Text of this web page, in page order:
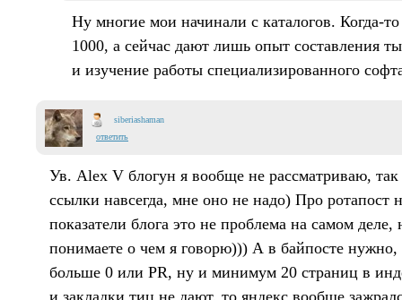
Ну многие мои начинали с каталогов. Когда-
1000, а сейчас дают лишь опыт составления
и изучение работы специализированного
siberiashaman
ответить
Ув. Alex V блогун я вообще не рассматриваю,
ссылки навсегда, мне оно не надо) Про ротапост
показатели блога это не проблема на самом
понимаете о чем я говорю))) А в байпосте
больше 0 или PR, ну и минимум 20 страниц в
и закладки тиц не дают, то яндекс вообще